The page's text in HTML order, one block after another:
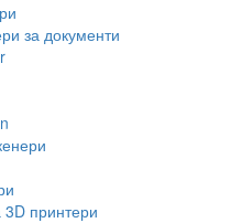
за документи
3D принтери